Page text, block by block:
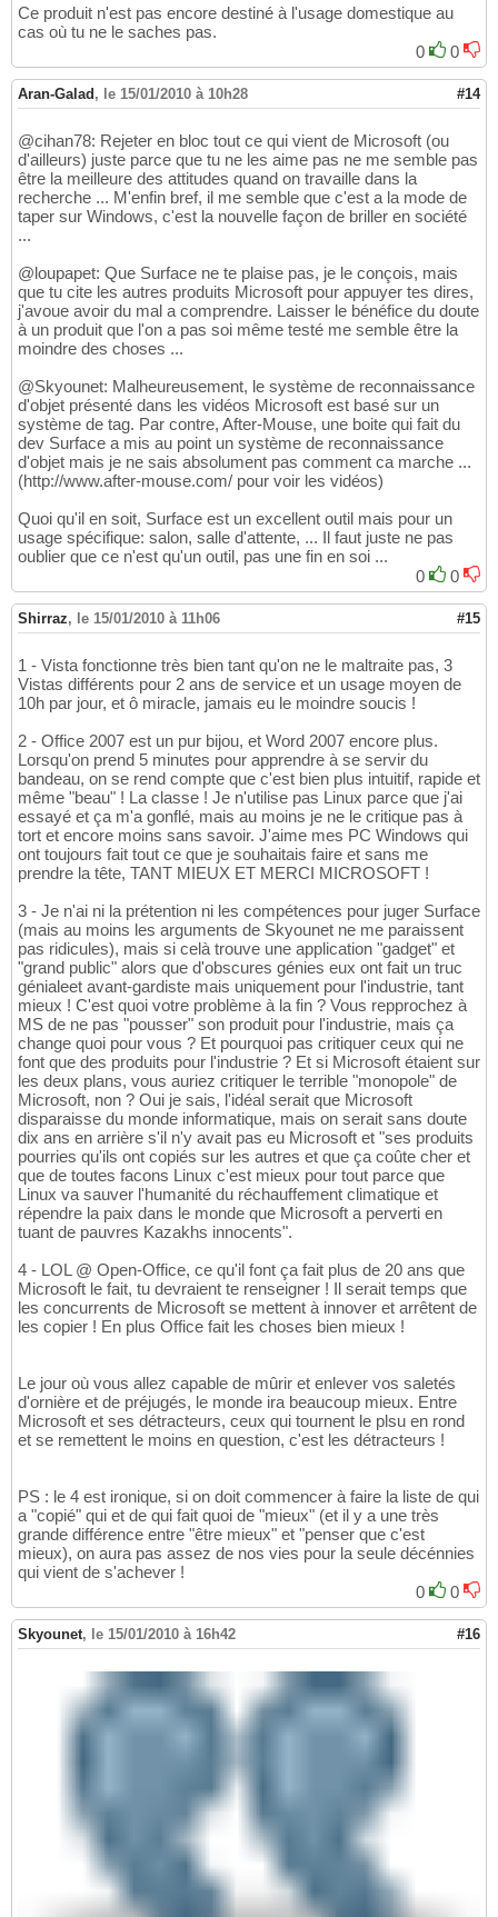
Ce produit n'est pas encore destiné à l'usage domestique au
cas où tu ne le saches pas.
0
0
Aran-Galad , le 15/01/2010 à 10h28 #14
@cihan78: Rejeter en bloc tout ce qui vient de Microsoft (ou
d'ailleurs) juste parce que tu ne les aime pas ne me semble pas
être la meilleure des attitudes quand on travaille dans la
recherche ... M'enfin bref, il me semble que c'est a la mode de
taper sur Windows, c'est la nouvelle façon de briller en société
...
@loupapet: Que Surface ne te plaise pas, je le conçois, mais
que tu cite les autres produits Microsoft pour appuyer tes dires,
j'avoue avoir du mal a comprendre. Laisser le bénéfice du doute
à un produit que l'on a pas soi même testé me semble être la
moindre des choses ...
@Skyounet: Malheureusement, le système de reconnaissance
d'objet présenté dans les vidéos Microsoft est basé sur un
système de tag. Par contre, After-Mouse, une boite qui fait du
dev Surface a mis au point un système de reconnaissance
d'objet mais je ne sais absolument pas comment ca marche ...
(http://www.after-mouse.com/ pour voir les vidéos)
Quoi qu'il en soit, Surface est un excellent outil mais pour un
usage spécifique: salon, salle d'attente, ... Il faut juste ne pas
oublier que ce n'est qu'un outil, pas une fin en soi ...
0
0
Shirraz, le 15/01/2010 à 11h06 #15
1 - Vista fonctionne très bien tant qu'on ne le maltraite pas, 3
Vistas différents pour 2 ans de service et un usage moyen de
10h par jour, et ô miracle, jamais eu le moindre soucis !
2 - Office 2007 est un pur bijou, et Word 2007 encore plus.
Lorsqu'on prend 5 minutes pour apprendre à se servir du
bandeau, on se rend compte que c'est bien plus intuitif, rapide et
même "beau" ! La classe ! Je n'utilise pas Linux parce que j'ai
essayé et ça m'a gonflé, mais au moins je ne le critique pas à
tort et encore moins sans savoir. J'aime mes PC Windows qui
ont toujours fait tout ce que je souhaitais faire et sans me
prendre la tête, TANT MIEUX ET MERCI MICROSOFT !
3 - Je n'ai ni la prétention ni les compétences pour juger Surface
(mais au moins les arguments de Skyounet ne me paraissent
pas ridicules), mais si celà trouve une application "gadget" et
"grand public" alors que d'obscures génies eux ont fait un truc
génialeet avant-gardiste mais uniquement pour l'industrie, tant
mieux ! C'est quoi votre problème à la fin ? Vous repprochez à
MS de ne pas "pousser" son produit pour l'industrie, mais ça
change quoi pour vous ? Et pourquoi pas critiquer ceux qui ne
font que des produits pour l'industrie ? Et si Microsoft étaient sur
les deux plans, vous auriez critiquer le terrible "monopole" de
Microsoft, non ? Oui je sais, l'idéal serait que Microsoft
disparaisse du monde informatique, mais on serait sans doute
dix ans en arrière s'il n'y avait pas eu Microsoft et "ses produits
pourries qu'ils ont copiés sur les autres et que ça coûte cher et
que de toutes facons Linux c'est mieux pour tout parce que
Linux va sauver l'humanité du réchauffement climatique et
répendre la paix dans le monde que Microsoft a perverti en
tuant de pauvres Kazakhs innocents".
4 - LOL @ Open-Office, ce qu'il font ça fait plus de 20 ans que
Microsoft le fait, tu devraient te renseigner ! Il serait temps que
les concurrents de Microsoft se mettent à innover et arrêtent de
les copier ! En plus Office fait les choses bien mieux !
Le jour où vous allez capable de mûrir et enlever vos saletés
d'ornière et de préjugés, le monde ira beaucoup mieux. Entre
Microsoft et ses détracteurs, ceux qui tournent le plsu en rond
et se remettent le moins en question, c'est les détracteurs !
PS : le 4 est ironique, si on doit commencer à faire la liste de qui
a "copié" qui et de qui fait quoi de "mieux" (et il y a une très
grande différence entre "être mieux" et "penser que c'est
mieux), on aura pas assez de nos vies pour la seule décénnies
qui vient de s'achever !
0
0
Skyounet, le 15/01/2010 à 16h42 #16